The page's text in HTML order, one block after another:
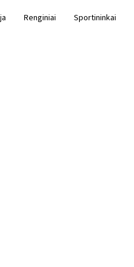
Renginiai Sportininkai